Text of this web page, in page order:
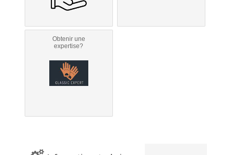
Obtenir une
expertise?